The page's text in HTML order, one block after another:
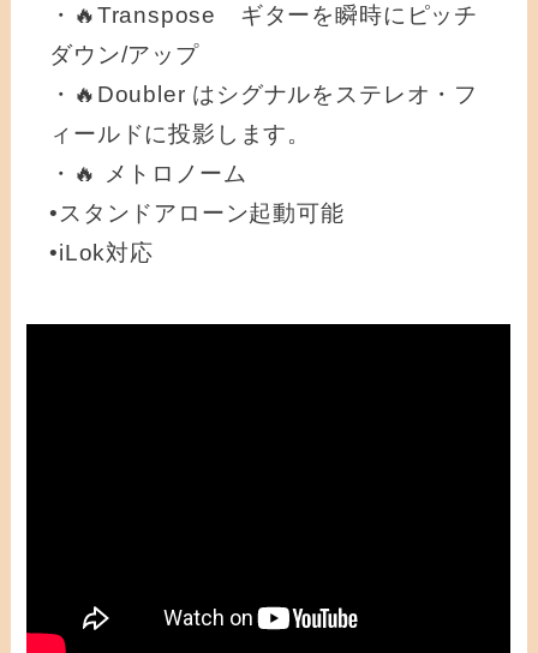
・🔥Transpose ギターを瞬時にピッチ
ダウン/アップ
・🔥Doubler はシグナルをステレオ・フ
ィールドに投影します。
・🔥 メトロノーム
•スタンドアローン起動可能
•iLok対応